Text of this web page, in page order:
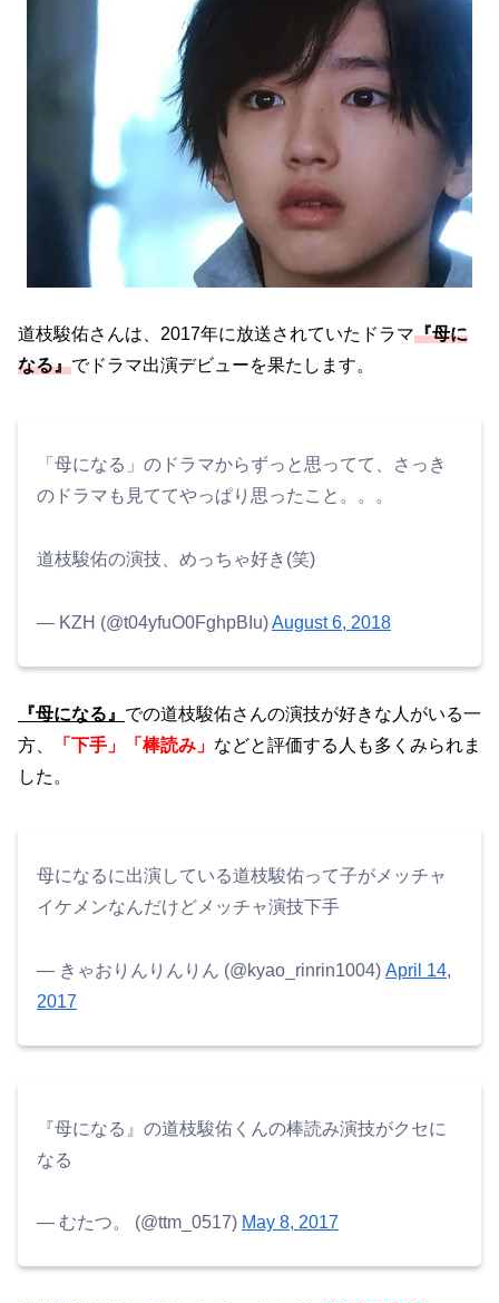
道枝駿佑さんは、2017年に放送されていたドラマ『母に
なる』でドラマ出演デビューを果たします。
「母になる」のドラマからずっと思ってて、さっき
のドラマも見ててやっぱり思ったこと。。。
道枝駿佑の演技、めっちゃ好き(笑)
— KZH (@t04yfuO0FghpBIu)August 6, 2018
『母になる』 での道枝駿佑さんの演技が好きな人がいる一
方、
「下手」「棒読み」 などと評価する人も多くみられま
した。
母になるに出演している道枝駿佑って子がメッチャ
イケメンなんだけどメッチャ演技下手
— きゃおりんりんりん (@kyao_rinrin1004) April 14,
2017
『母になる』の道枝駿佑くんの棒読み演技がクセに
なる
— むたつ。 (@ttm_0517) May 8, 2017